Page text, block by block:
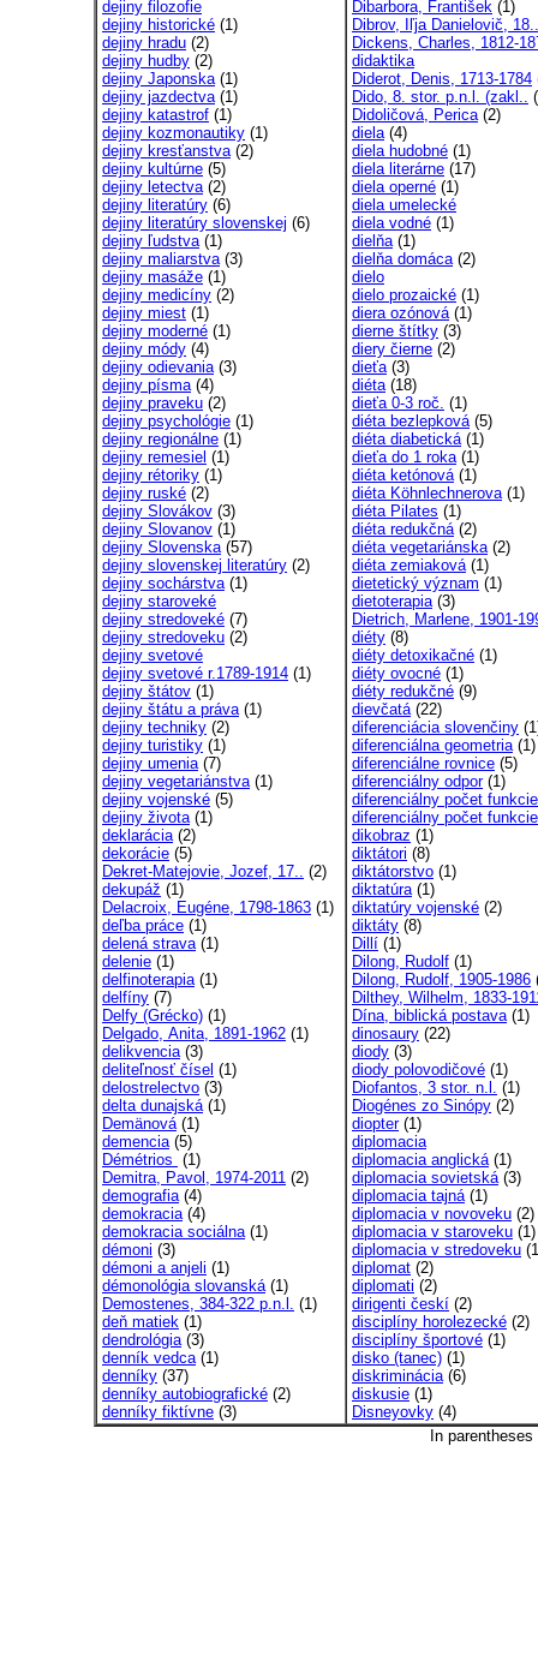
dejiny filozofie
dejiny historické (1)
dejiny hradu (2)
dejiny hudby (2)
dejiny Japonska(1)
dejiny jazdectva(1)
dejiny katastrof (1)
dejiny kozmonautiky (1)
dejiny kresťanstva(2)
dejiny kultúrne (5)
dejiny letectva(2)
dejiny literatúry (6)
dejiny literatúry slovenskej (6)
dejiny ľudstva(1)
dejiny maliarstva(3)
dejiny masáže (1)
dejiny medicíny (2)
dejiny miest (1)
dejiny moderné (1)
dejiny módy (4)
dejiny odievania(3)
dejiny písma(4)
dejiny praveku (2)
dejiny psychológie (1)
dejiny regionálne (1)
dejiny remesiel (1)
dejiny rétoriky (1)
dejiny ruské (2)
dejiny Slovákov (3)
dejiny Slovanov (1)
dejiny Slovenska(57)
dejiny slovenskej literatúry (2)
dejiny sochárstva(1)
dejiny staroveké
dejiny stredoveké (7)
dejiny stredoveku (2)
dejiny svetové
dejiny svetové r.1789-1914 (1)
dejiny štátov (1)
dejiny štátu a práva(1)
dejiny techniky (2)
dejiny turistiky (1)
dejiny umenia(7)
dejiny vegetariánstva(1)
dejiny vojenské (5)
dejiny života(1)
deklarácia(2)
dekorácie (5)
Dekret-Matejovie, Jozef, 17.. (2)
dekupáž (1)
Delacroix, Eugéne, 1798-1863 (1)
deľba práce (1)
delená strava(1)
delenie (1)
delfinoterapia(1)
delfíny (7)
Delfy (Grécko) (1)
Delgado, Anita, 1891-1962 (1)
delikvencia(3)
deliteľnosť čísel (1)
delostrelectvo (3)
delta dunajská(1)
Demänová(1)
demencia(5)
Démétrios (1)
Demitra, Pavol, 1974-2011 (2)
demografia(4)
demokracia(4)
demokracia sociálna(1)
démoni (3)
démoni a anjeli (1)
démonológia slovanská(1)
Demostenes, 384-322 p.n.l. (1)
deň matiek (1)
dendrológia(3)
denník vedca(1)
denníky (37)
denníky autobiografické (2)
denníky fiktívne (3)
Dibarbora, František (1)
Dibrov, Iľja Danielovič, 18..
Dickens, Charles, 1812-
didaktika
Diderot, Denis, 1713-1784
Dido, 8. stor. p.n.l. (zakl..
Didoličová, Perica(2)
diela(4)
diela hudobné (1)
diela literárne (17)
diela operné (1)
diela umelecké
diela vodné (1)
dielňa(1)
dielňa domáca(2)
dielo
dielo prozaické (1)
diera ozónová(1)
dierne štítky (3)
diery čierne (2)
dieťa(3)
diéta(18)
dieťa 0-3 roč. (1)
diéta bezlepková(5)
diéta diabetická(1)
dieťa do 1 roka(1)
diéta ketónová(1)
diéta Köhnlechnerova(1)
diéta Pilates (1)
diéta redukčná(2)
diéta vegetariánska(2)
diéta zemiaková(1)
dietetický význam (1)
dietoterapia(3)
Dietrich, Marlene, 1901-
diéty (8)
diéty detoxikačné (1)
diéty ovocné (1)
diéty redukčné (9)
dievčatá(22)
diferenciácia slovenčiny
diferenciálna geometria(1)
diferenciálne rovnice (5)
diferenciálny odpor(1)
diferenciálny počet funkcie
diferenciálny počet
dikobraz (1)
diktátori (8)
diktátorstvo (1)
diktatúra(1)
diktatúry vojenské (2)
diktáty (8)
Dillí (1)
Dilong, Rudolf (1)
Dilong, Rudolf, 1905-1986
Dilthey, Wilhelm, 1833-
Dína, biblická postava(1)
dinosaury (22)
diody (3)
diody polovodičové (1)
Diofantos, 3 stor. n.l. (1)
Diogénes zo Sinópy (2)
diopter(1)
diplomacia
diplomacia anglická(1)
diplomacia sovietská(3)
diplomacia tajná(1)
diplomacia v novoveku (2)
diplomacia v staroveku (1)
diplomacia v stredoveku
diplomat (2)
diplomati (2)
dirigenti českí (2)
disciplíny horolezecké (2)
disciplíny športové (1)
disko (tanec) (1)
diskriminácia(6)
diskusie (1)
Disneyovky (4)
In